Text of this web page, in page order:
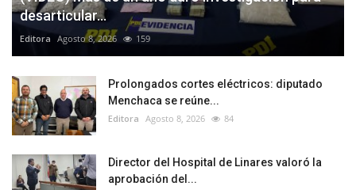
desarticular...
Editora Agosto 8, 2026 159
Prolongados cortes eléctricos: diputado
Menchaca se reúne...
Editora Agosto 8, 2026 84
Director del Hospital de Linares valoró la
aprobación del...